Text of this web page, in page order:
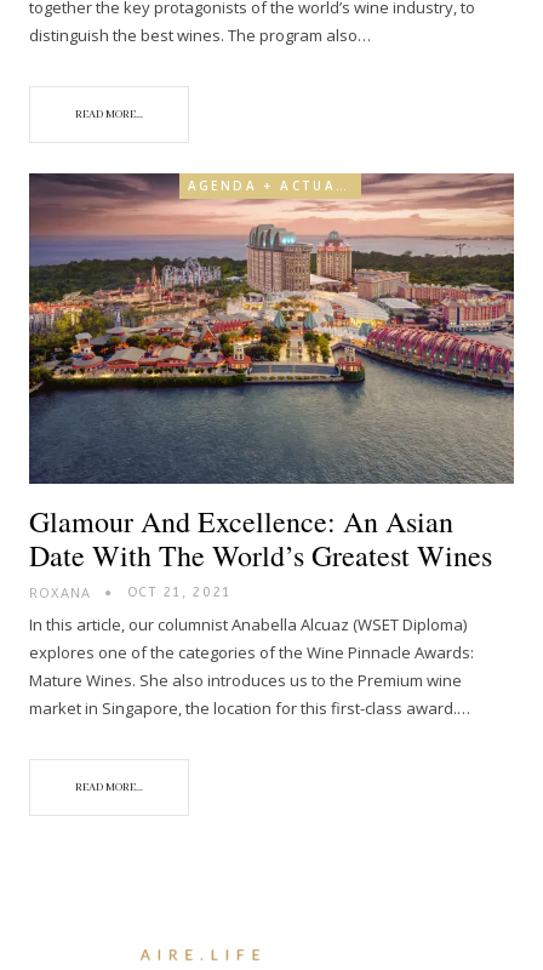
together the key protagonists of the world’s wine industry, to
distinguish the best wines. The program also…
READ MORE...
Glamour And Excellence: An Asian
Date With The World’s Greatest Wines
ROXANA OCT 21, 2021
In this article, our columnist Anabella Alcuaz (WSET Diploma)
explores one of the categories of the Wine Pinnacle Awards:
Mature Wines. She also introduces us to the Premium wine
market in Singapore, the location for this first-class award.…
READ MORE...